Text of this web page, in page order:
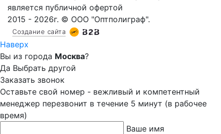
является публичной офертой
2015 - 2026г. © ООО "Оптполиграф".
Создание сайта
Наверх
Вы из города Москва?
Да Выбрать другой
Заказать звонок
Оставьте свой номер - вежливый и компетентный
менеджер перезвонит в течение 5 минут (в рабочее
время)
Ваше имя